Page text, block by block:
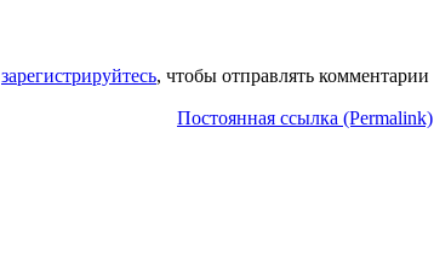
зарегистрируйтесь, чтобы отправлять комментарии
Постоянная ссылка (Permalink)